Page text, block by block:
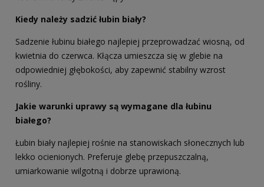
Kiedy należy sadzić łubin biały?
Sadzenie łubinu białego najlepiej przeprowadzać wiosną, od
kwietnia do czerwca. Kłącza umieszcza się w glebie na
odpowiedniej głębokości, aby zapewnić stabilny wzrost
rośliny.
Jakie warunki uprawy są wymagane dla łubinu
białego?
Łubin biały najlepiej rośnie na stanowiskach słonecznych lub
lekko ocienionych. Preferuje glebę przepuszczalną,
umiarkowanie wilgotną i dobrze uprawioną.